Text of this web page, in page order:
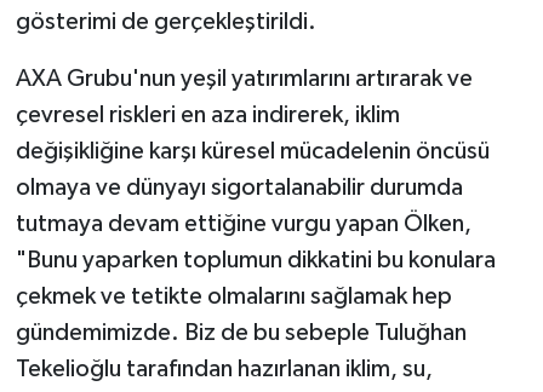
gösterimi de gerçekleştirildi.
AXA Grubu'nun yeşil yatırımlarını artırarak ve
çevresel riskleri en aza indirerek, iklim
değişikliğine karşı küresel mücadelenin öncüsü
olmaya ve dünyayı sigortalanabilir durumda
tutmaya devam ettiğine vurgu yapan Ölken,
"Bunu yaparken toplumun dikkatini bu konulara
çekmek ve tetikte olmalarını sağlamak hep
gündemimizde. Biz de bu sebeple Tuluğhan
Tekelioğlu tarafından hazırlanan iklim, su,